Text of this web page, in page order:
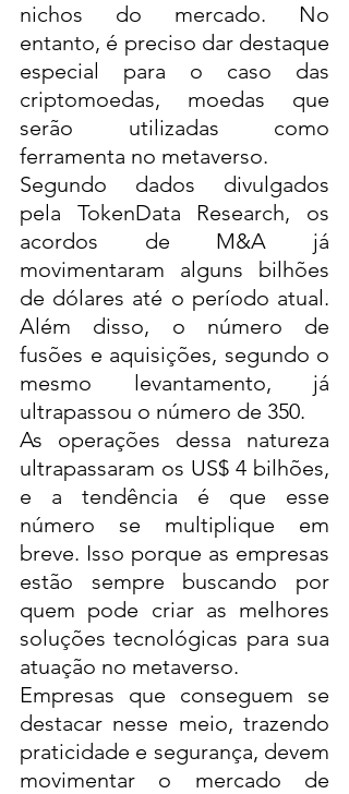
nichos do mercado. No
entanto, é preciso dar destaque
especial para o caso das
criptomoedas, moedas que
serão utilizadas como
ferramenta no metaverso.
Segundo dados divulgados
pela TokenData Research, os
acordos de M&A já
movimentaram alguns bilhões
de dólares até o período atual.
Além disso, o número de
fusões e aquisições, segundo o
mesmo levantamento, já
ultrapassou o número de 350.
As operações dessa natureza
ultrapassaram os US$ 4 bilhões,
e a tendência é que esse
número se multiplique em
breve. Isso porque as empresas
estão sempre buscando por
quem pode criar as melhores
soluções tecnológicas para sua
atuação no metaverso.
Empresas que conseguem se
destacar nesse meio, trazendo
praticidade e segurança, devem
movimentar o mercado de